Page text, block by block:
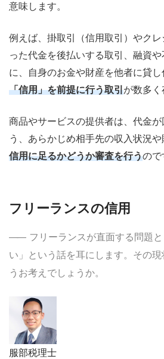
意味します。
例えば、掛取引（信用取引）やク
った代金を後払いする取引、融資
に、自身のお金や財産を他者に貸し
「信用」を前提に行う取引が数多く
商品やサービスの提供者は、代金
う、あらかじめ相手先の収入状況や
信用に足るかどうか審査を行うので
フリーランスの信用
フリーランスが直面する問題
い」という話を耳にします。その
うお考えでしょうか。
服部税理士